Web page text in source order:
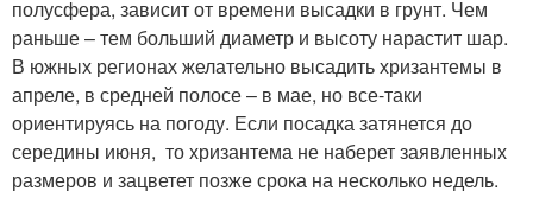
полусфера, зависит от времени высадки в грунт. Чем
раньше – тем больший диаметр и высоту нарастит шар.
В южных регионах желательно высадить хризантемы в
апреле, в средней полосе – в мае, но все-таки
ориентируясь на погоду. Если посадка затянется до
середины июня, то хризантема не наберет заявленных
размеров и зацветет позже срока на несколько недель.